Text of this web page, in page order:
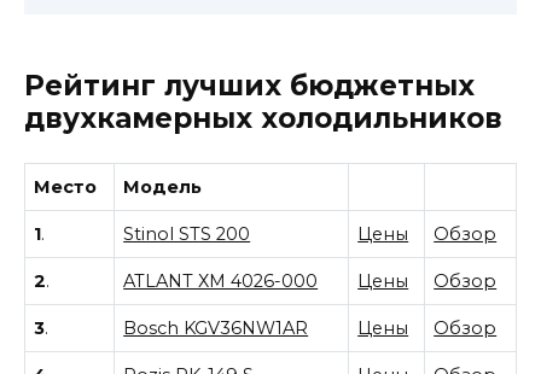
Рейтинг лучших бюджетных
двухкамерных холодильников
Место Модель
1. Stinol STS 200 Цены Обзор
2. ATLANT ХМ 4026-000 Цены Обзор
3. Bosch KGV36NW1AR Цены Обзор